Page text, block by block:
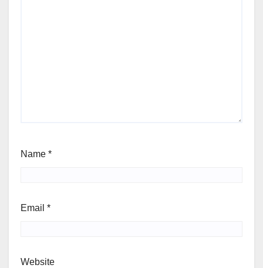
Name *
Email *
Website